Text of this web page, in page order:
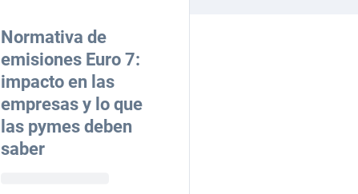
Normativa de
emisiones Euro 7:
impacto en las
empresas y lo que
las pymes deben
saber